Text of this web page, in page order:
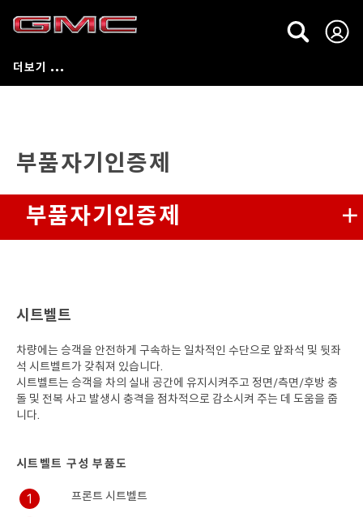
부품자기인증제
부품자기인증제
등화장치
시트벨트
후부 반사기
휠
고정식 창유리
시트벨트
차량에는 승객을 안전하게 구속하는 일차적인 수단으로 앞좌석 및 뒷좌
석 시트벨트가 갖춰져 있습니다.
시트벨트는 승객을 차의 실내 공간에 유지시켜주고 정면/측면/후방 충
돌 및 전복 사고 발생시 충격을 점차적으로 감소시켜 주는 데 도움을 줍
니다.
시트벨트 구성 부품도
프론트 시트벨트